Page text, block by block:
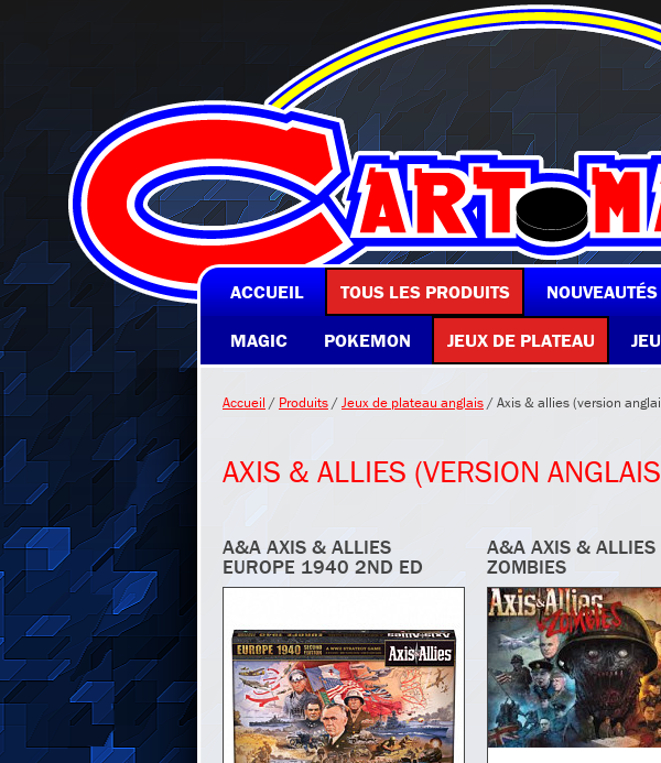
ACCUEIL TOUS LES PRODUITS NOUVEAUTÉS
MAGIC
POKEMON JEUX DE PLATEAU
Accueil / Produits/Jeux de plateau anglais/ Axis & allies (version
AXIS & ALLIES (VERSION
A&A AXIS & ALLIES
EUROPE 1940 2ND ED
A&A AXIS & ALLIES
ZOMBIES